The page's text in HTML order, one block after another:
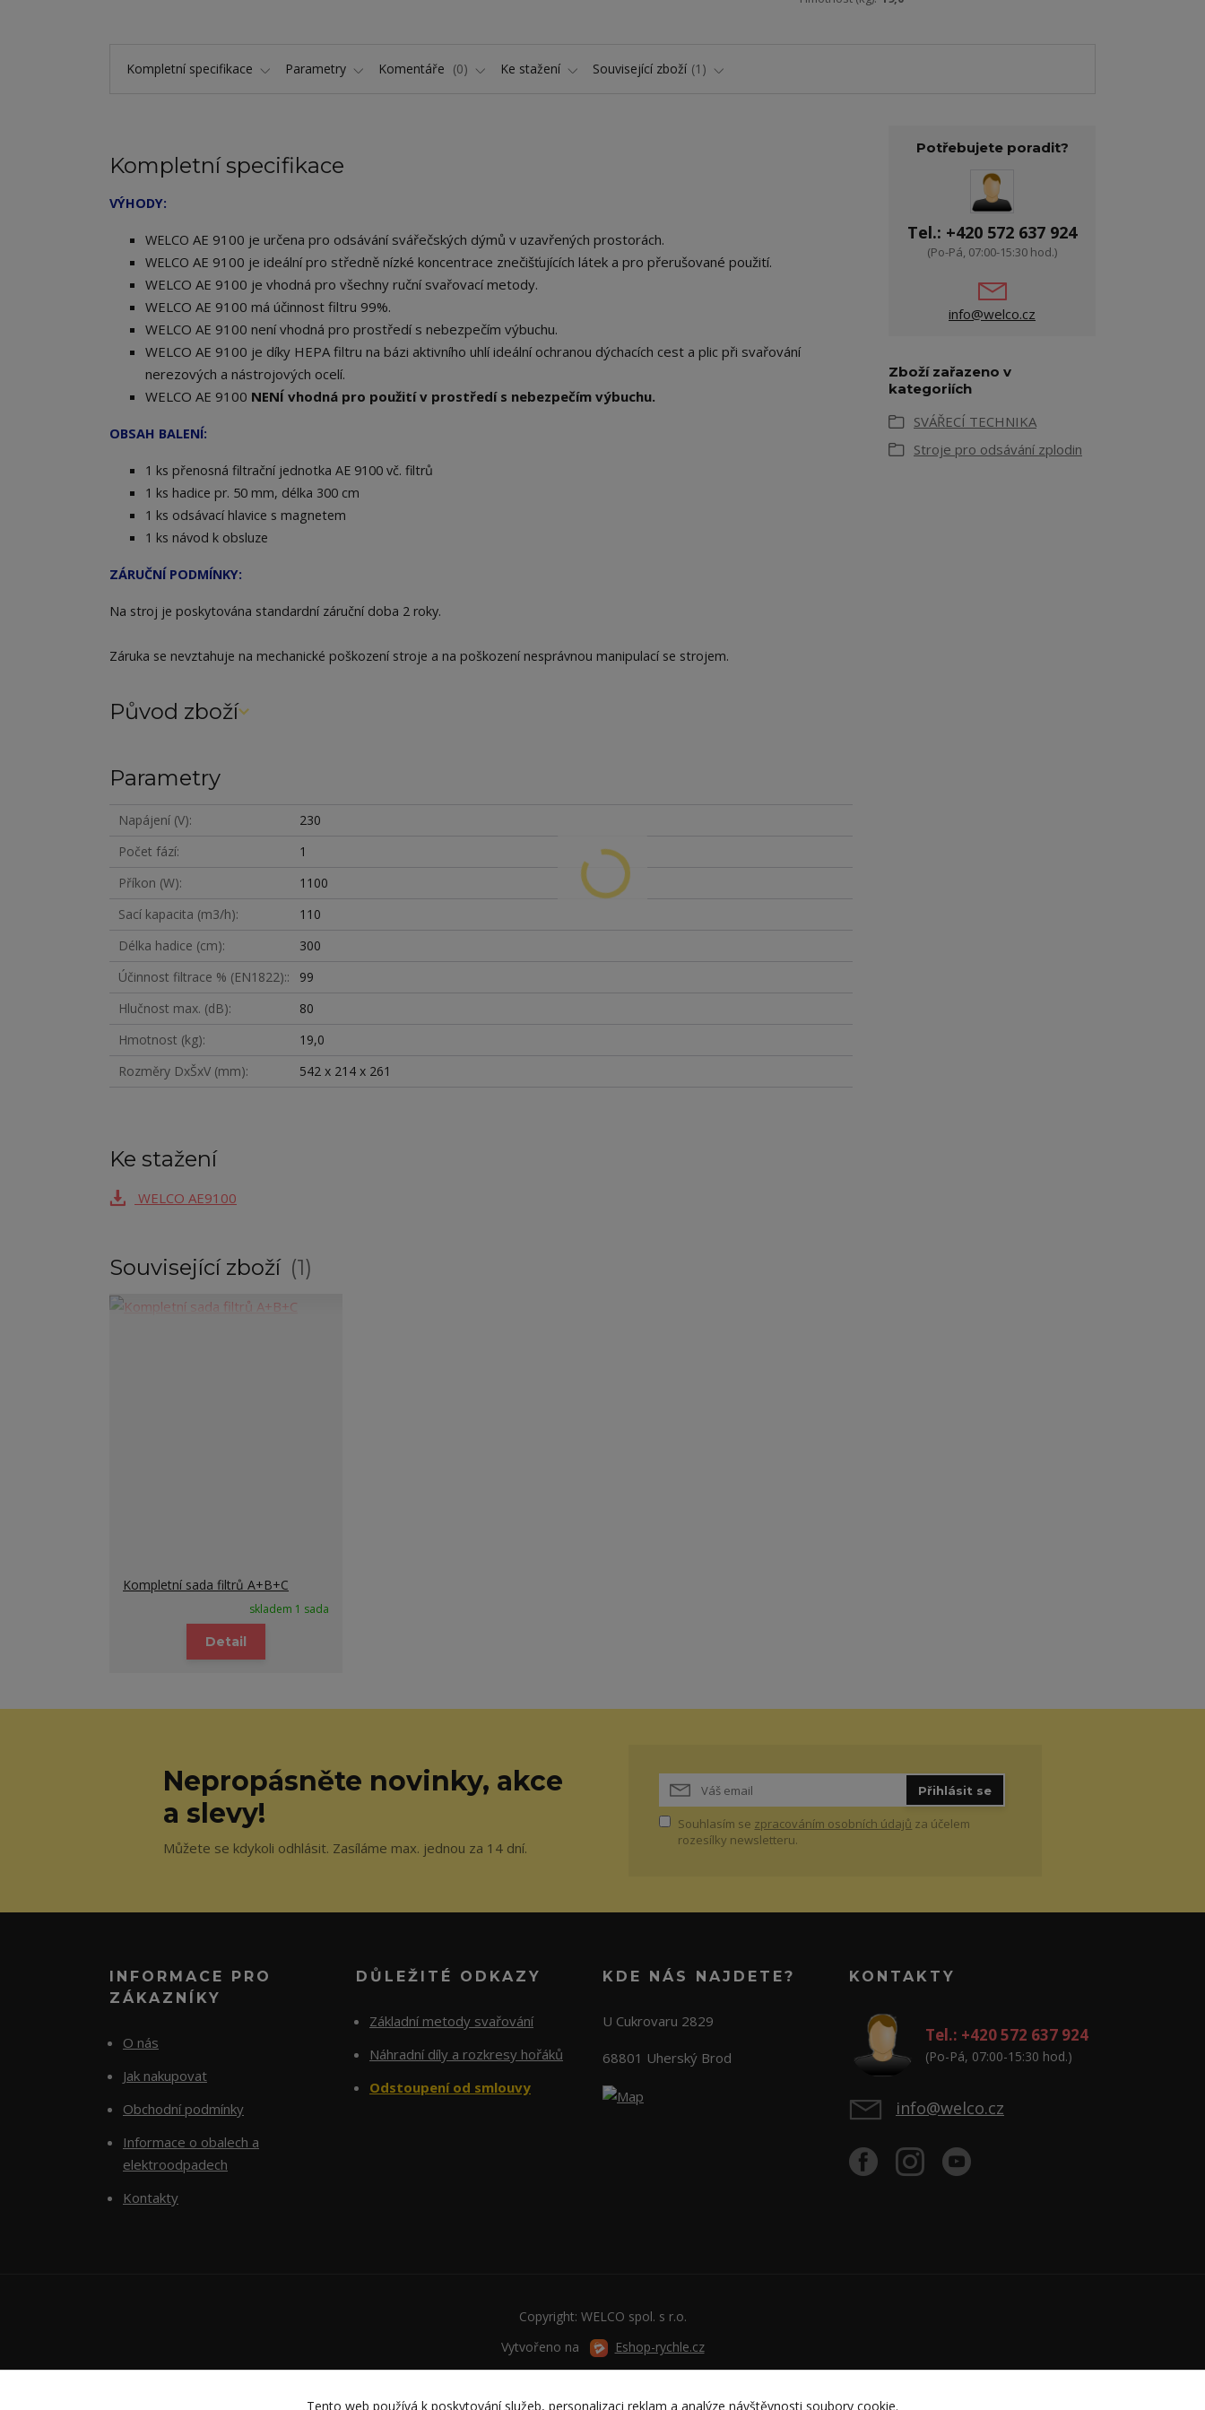
Kompletní specifikace Parametry Komentáře 0 Ke stažení Související zboží 1
Kompletní specifikace
VÝHODY:
WELCO AE 9100 je určena pro odsávání svářečských dýmů v uzavřených prostorách.
WELCO AE 9100 je ideální pro středně nízké koncentrace znečišťujících látek a pro přerušované použití.
WELCO AE 9100 je vhodná pro všechny ruční svařovací metody.
WELCO AE 9100 má účinnost filtru 99%.
WELCO AE 9100 není vhodná pro prostředí s nebezpečím výbuchu.
WELCO AE 9100 je díky HEPA filtru na bázi aktivního uhlí ideální ochranou dýchacích cest a plic při svařování
nerezových a nástrojových ocelí.
WELCO AE 9100 NENÍ vhodná pro použití v prostředí s nebezpečím výbuchu.
OBSAH BALENÍ:
1 ks přenosná filtrační jednotka AE 9100 vč. filtrů
1 ks hadice pr. 50 mm, délka 300 cm
1 ks odsávací hlavice s magnetem
1 ks návod k obsluze
ZÁRUČNÍ PODMÍNKY:
Na stroj je poskytována standardní záruční doba 2 roky.
Záruka se nevztahuje na mechanické poškození stroje a na poškození nesprávnou manipulací se strojem.
Původ zboží
Parametry
Napájení (V)
230
Počet fází
1
Příkon (W)
1100
Sací kapacita (m3/h)
110
Délka hadice (cm)
300
Účinnost filtrace % (EN1822):
99
Hlučnost max. (dB)
80
Hmotnost (kg)
19,0
Rozměry DxŠxV (mm)
542 x 214 x 261
Potřebujete poradit?
Tel.: +420 572 637 924
(Po-Pá, 07:00-15:30 hod.)
info@welco.cz
Zboží zařazeno v
kategoriích
SVÁŘECÍ TECHNIKA
Stroje pro odsávání zplodin
Ke stažení
WELCO AE9100
Související zboží 1
Kompletní sada filtrů A+B+C
skladem 1 sada
Detail
Nepropásněte novinky, akce
a slevy!
Můžete se kdykoli odhlásit. Zasíláme max. jednou za 14 dní.
Přihlásit se
Souhlasím se zpracováním osobních údajů za účelem
rozesílky newsletteru.
INFORMACE PRO
ZÁKAZNÍKY
O nás
Jak nakupovat
Obchodní podmínky
Informace o obalech a
elektroodpadech
Kontakty
DŮLEŽITÉ ODKAZY
Základní metody svařování
Náhradní díly a rozkresy hořáků
Odstoupení od smlouvy
KDE NÁS NAJDETE?
U Cukrovaru 2829
68801 Uherský Brod
KONTAKTY
Tel.: +420 572 637 924
(Po-Pá, 07:00-15:30 hod.)
info@welco.cz
Copyright: WELCO spol. s r.o.
Vytvořeno na
Eshop-rychle.cz
Tento web používá k poskytování služeb, personalizaci reklam a analýze návštěvnosti soubory cookie.